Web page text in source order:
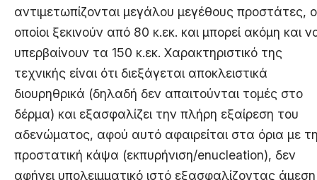
αντιμετωπίζονται μεγάλου μεγέθους προστάτες,
οποίοι ξεκινούν από 80 κ.εκ. και μπορεί ακόμη και
υπερβαίνουν τα 150 κ.εκ. Χαρακτηριστικό της
τεχνικής είναι ότι διεξάγεται αποκλειστικά
διουρηθρικά (δηλαδή δεν απαιτούνται τομές στο
δέρμα) και εξασφαλίζει την πλήρη εξαίρεση του
αδενώματος, αφού αυτό αφαιρείται στα όρια με
προστατική κάψα (εκπυρήνιση/enucleation), δεν
αφήνει υπολειμματικό ιστό εξασφαλίζοντας άμεση